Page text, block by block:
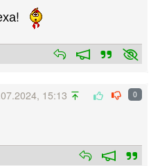
15:13 0